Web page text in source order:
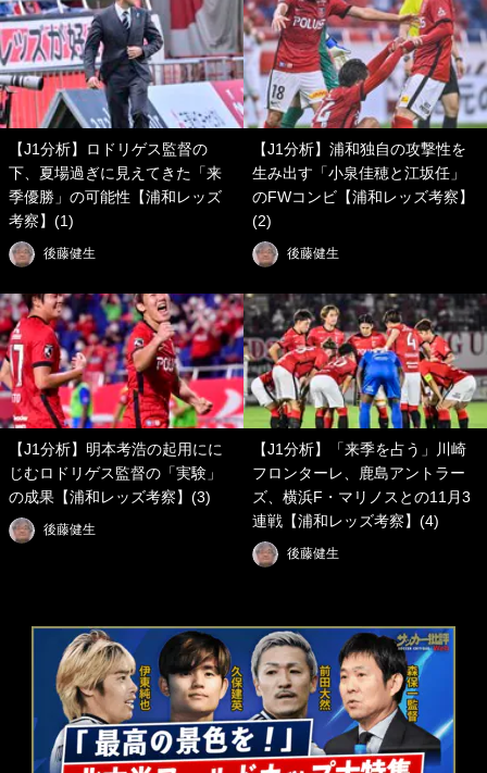
【J1分析】ロドリゲス監督の
下、夏場過ぎに見えてきた「来
季優勝」の可能性【浦和レッズ
考察】(1)
後藤健生
【J1分析】浦和独自の攻撃性を
生み出す「小泉佳穂と江坂任」
のFWコンビ【浦和レッズ考察】
(2)
後藤健生
【J1分析】明本考浩の起用にに
じむロドリゲス監督の「実験」
の成果【浦和レッズ考察】(3)
後藤健生
【J1分析】「来季を占う」川崎
フロンターレ、鹿島アントラー
ズ、横浜F・マリノスとの11月3
連戦【浦和レッズ考察】(4)
後藤健生